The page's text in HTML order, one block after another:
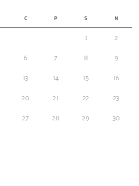
C P S N
1
2
6 7 8
9
13 14 15
16
20 21 22
23
27 28 29
30